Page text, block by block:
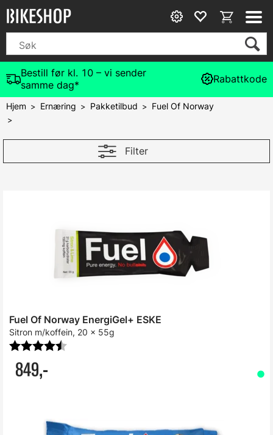
Bestill før kl. 10 – vi sender
samme dag*
Rabattkode
Hjem > Ernæring > Pakketilbud > Fuel Of Norway
>
Filter
Fuel Of Norway EnergiGel+ ESKE
Sitron m/koffein, 20 x 55g
849,-
Karakter: